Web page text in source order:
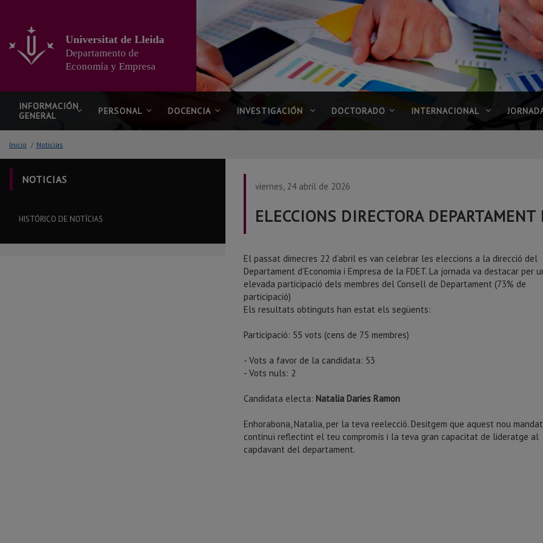
contenido
principal
Universitat de Lleida
Departamento de
Economía y Empresa
INFORMACIÓN
GENERAL
PERSONAL DOCENCIA INVESTIGACIÓN DOCTORADO INTERNACIONAL
Inicio / Noticias
NOTICIAS
HISTÓRICO DE NOTÍCIAS
viernes, 24 abril de 2026
ELECCIONS DIRECTORA
El passat dimecres 22 d’abril es van celebrar les eleccions a la direcció del
Departament d’Economia i Empresa de la FDET. La jornada va destacar per
elevada participació dels membres del Consell de Departament (73% de
participació)
Els resultats obtinguts han estat els següents:
Participació: 55 vots (cens de 75 membres)
- Vots a favor de la candidata: 53
- Vots nuls: 2
Candidata electa: Natalia Daries Ramon
Enhorabona, Natalia, per la teva reelecció. Desitgem que aquest nou mandat
continuï reflectint el teu compromís i la teva gran capacitat de lideratge al
capdavant del departament.